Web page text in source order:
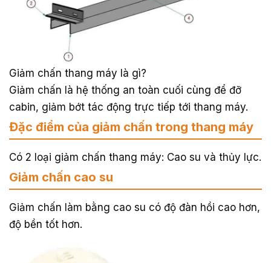
Giảm chấn thang máy là gì?
Giảm chấn là hệ thống an toàn cuối cùng để đỡ
cabin, giảm bớt tác động trực tiếp tới thang máy.
Đặc điểm của giảm chấn trong thang máy
Có 2 loại giảm chấn thang máy: Cao su và thủy lực.
Giảm chấn cao su
Giảm chấn làm bằng cao su có độ đàn hồi cao hơn,
độ bền tốt hơn.